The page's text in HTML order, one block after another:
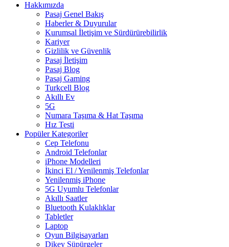
Hakkımızda
Pasaj Genel Bakış
Haberler & Duyurular
Kurumsal İletişim ve Sürdürürebilirlik
Kariyer
Gizlilik ve Güvenlik
Pasaj İletişim
Pasaj Blog
Pasaj Gaming
Turkcell Blog
Akıllı Ev
5G
Numara Taşıma & Hat Taşıma
Hız Testi
Popüler Kategoriler
Cep Telefonu
Android Telefonlar
iPhone Modelleri
İkinci El / Yenilenmiş Telefonlar
Yenilenmiş iPhone
5G Uyumlu Telefonlar
Akıllı Saatler
Bluetooth Kulaklıklar
Tabletler
Laptop
Oyun Bilgisayarları
Dikey Süpürgeler